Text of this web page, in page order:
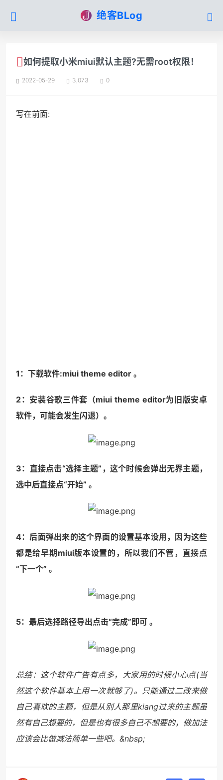
绝客BLog
如何提取小米miui默认主题?无需root权限！
2022-05-29 3,073 0
写在前面:
1：下载软件:miui theme editor 。
2：安装谷歌三件套（miui theme editor为旧版安卓
软件，可能会发生闪退）。
3：直接点击“选择主题”，这个时候会弹出无界主题，
选中后直接点“开始” 。
4：后面弹出来的这个界面的设置基本没用，因为这些
都是给早期miui版本设置的，所以我们不管，直接点
“下一个” 。
5：最后选择路径导出点击“完成”即可 。
总结：这个软件广告有点多，大家用的时候小心点(当
然这个软件基本上用一次就够了)。只能通过二改来做
自己喜欢的主题，但是从别人那里kiang过来的主题虽
然有自己想要的，但是也有很多自己不想要的，做加法
应该会比做减法简单一些吧。&nbsp;